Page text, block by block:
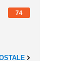
74